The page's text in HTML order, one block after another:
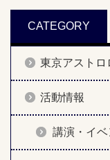
CATEGORY
東京アストロ
活動情報
講演・イベ